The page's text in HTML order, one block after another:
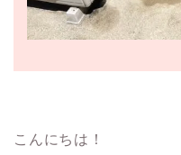
こんにちは！